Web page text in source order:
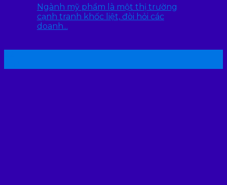
Ngành mỹ phẩm là một thị trường
cạnh tranh khốc liệt, đòi hỏi các
doanh...